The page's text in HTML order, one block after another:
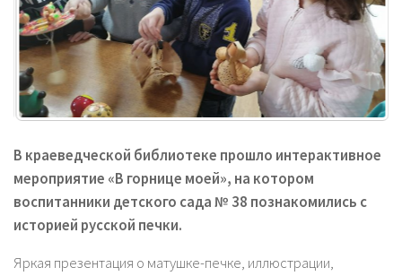
В краеведческой библиотеке прошло интерактивное
мероприятие «В горнице моей», на котором
воспитанники детского сада № 38 познакомились с
историей русской печки.
Яркая презентация о матушке-печке, иллюстрации,